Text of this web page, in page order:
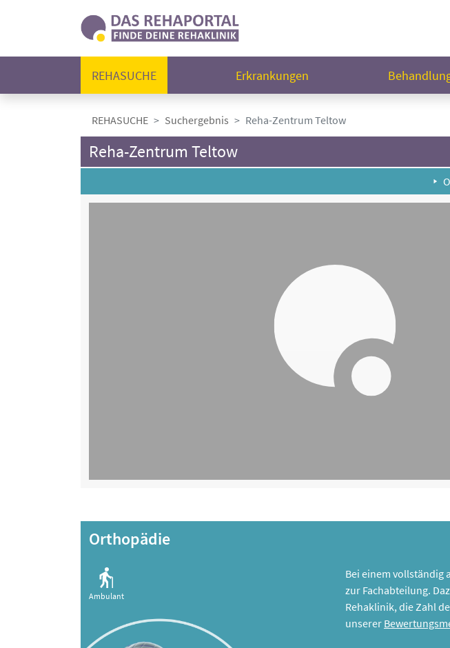
REHASUCHE Erkrankungen
REHASUCHE Suchergebnis Reha-Zentrum Teltow
Reha-Zentrum Teltow
Orthopädie
Ambulant
Bei einem vollständig
zur Fachabteilung.
Rehaklinik, die Zahl
unserer